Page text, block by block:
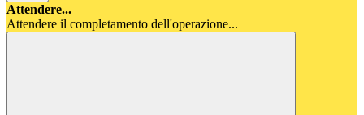
Attendere...
Attendere il completamento dell'operazione...